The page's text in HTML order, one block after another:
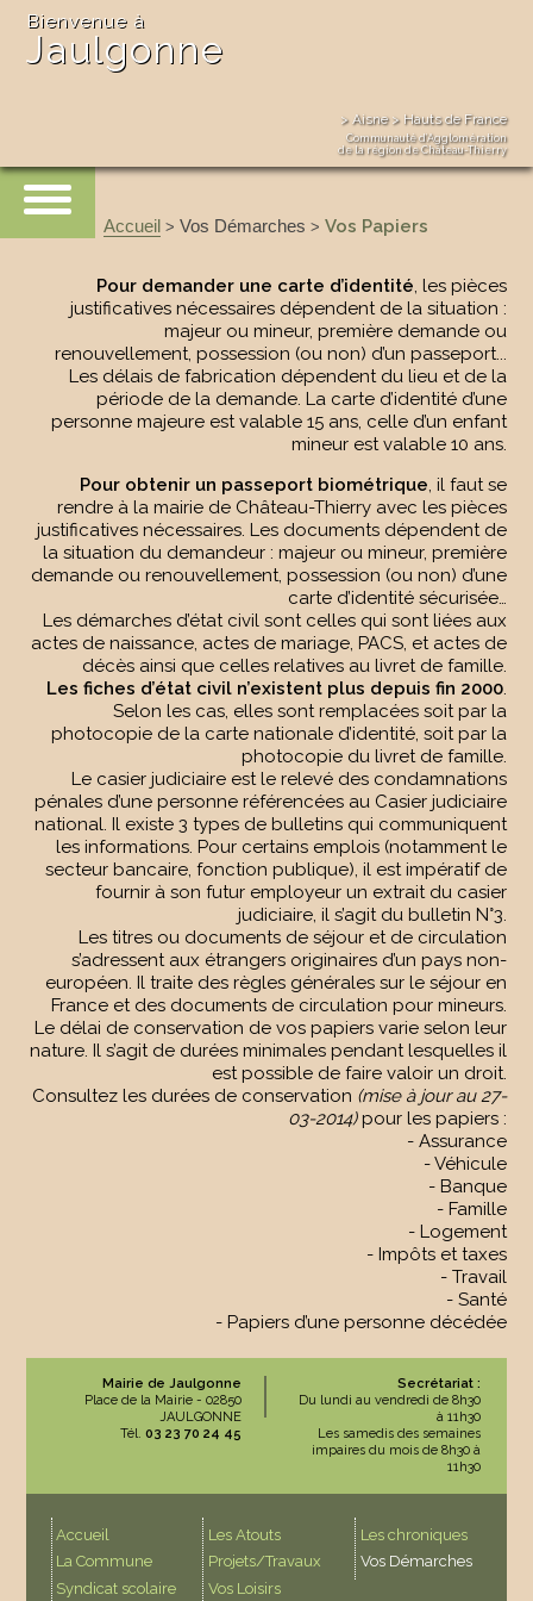
> Aisne > Hauts de France
Communauté d’Agglomération
de la région de Château-Thierry
Bienvenue à
Jaulgonne
Accueil > Vos Démarches > Vos Papiers
Pour demander une carte d’identité, les pièces
justificatives nécessaires dépendent de la situation :
majeur ou mineur, première demande ou
renouvellement, possession (ou non) d’un passeport...
Les délais de fabrication dépendent du lieu et de la
période de la demande. La carte d’identité d’une
personne majeure est valable 15 ans, celle d’un enfant
mineur est valable 10 ans.
Pour obtenir un passeport biométrique, il faut se
rendre à la mairie de Château-Thierry avec les pièces
justificatives nécessaires. Les documents dépendent de
la situation du demandeur : majeur ou mineur, première
demande ou renouvellement, possession (ou non) d’une
carte d’identité sécurisée…
Les démarches d’état civil sont celles qui sont liées aux
actes de naissance, actes de mariage, PACS, et actes de
décès ainsi que celles relatives au livret de famille.
Les fiches d’état civil n’existent plus depuis fin 2000.
Selon les cas, elles sont remplacées soit par la
photocopie de la carte nationale d’identité, soit par la
photocopie du livret de famille.
Le casier judiciaire est le relevé des condamnations
pénales d’une personne référencées au Casier judiciaire
national. Il existe 3 types de bulletins qui communiquent
les informations. Pour certains emplois (notamment le
secteur bancaire, fonction publique), il est impératif de
fournir à son futur employeur un extrait du casier
judiciaire, il s’agit du bulletin N°3.
Les titres ou documents de séjour et de circulation
s’adressent aux étrangers originaires d’un pays non-
européen. Il traite des règles générales sur le séjour en
France et des documents de circulation pour mineurs.
Le délai de conservation de vos papiers varie selon leur
nature. Il s’agit de durées minimales pendant lesquelles il
est possible de faire valoir un droit.
Consultez les durées de conservation (mise à jour au 27-
03-2014)pour les papiers :
- Assurance
- Véhicule
- Banque
- Famille
- Logement
- Impôts et taxes
- Travail
- Santé
- Papiers d’une personne décédée
Mairie de Jaulgonne
Place de la Mairie - 02850
JAULGONNE
Tél. 03 23 70 24 45
Secrétariat :
Du lundi au vendredi de 8h30
à 11h30
Les samedis des semaines
impaires du mois de 8h30 à
11h30
Accueil
La Commune
Syndicat scolaire
Les Atouts
Projets/Travaux
Vos Loisirs
Les chroniques
Vos Démarches